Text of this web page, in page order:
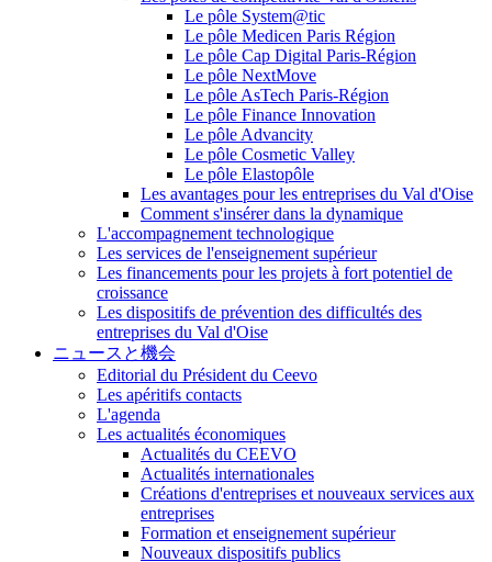
Le pôle System@tic
Le pôle Medicen Paris Région
Le pôle Cap Digital Paris-Région
Le pôle NextMove
Le pôle AsTech Paris-Région
Le pôle Finance Innovation
Le pôle Advancity
Le pôle Cosmetic Valley
Le pôle Elastopôle
Les avantages pour les entreprises du Val d'Oise
Comment s'insérer dans la dynamique
L'accompagnement technologique
Les services de l'enseignement supérieur
Les financements pour les projets à fort potentiel de
croissance
Les dispositifs de prévention des difficultés des
entreprises du Val d'Oise
ニュースと機会
Editorial du Président du Ceevo
Les apéritifs contacts
L'agenda
Les actualités économiques
Actualités du CEEVO
Actualités internationales
Créations d'entreprises et nouveaux services aux
entreprises
Formation et enseignement supérieur
Nouveaux dispositifs publics